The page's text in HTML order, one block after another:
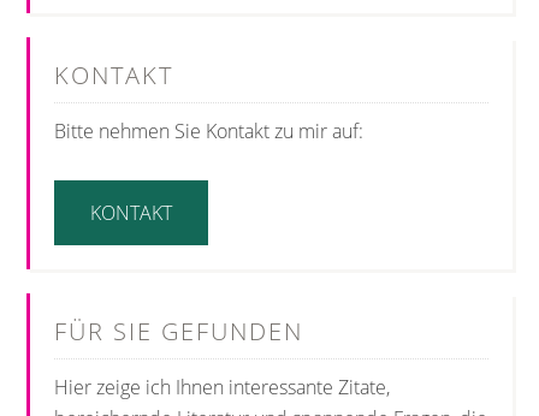
KONTAKT
Bitte nehmen Sie Kontakt zu mir auf:
KONTAKT
FÜR SIE GEFUNDEN
Hier zeige ich Ihnen interessante Zitate,